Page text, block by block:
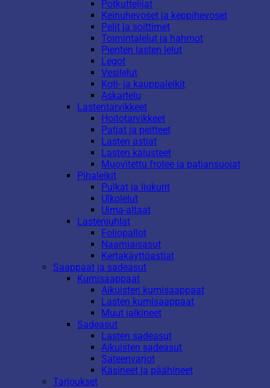
Potkuttelijat
Keinuhevoset ja keppihevoset
Pelit ja soittimet
Toimintalelut ja hahmot
Pienten lasten lelut
Legot
Vesilelut
Koti- ja kauppaleikit
Askartelu
Lastentarvikkeet
Hoitotarvikkeet
Patjat ja peitteet
Lasten astiat
Lasten kalusteet
Muovitettu frotee ja patjansuojat
Pihaleikit
Pulkat ja liukurit
Ulkolelut
Uima-altaat
Lastenjuhlat
Foliopallot
Naamiaisasut
Kertakäyttöastiat
Saappaat ja sadeasut
Kumisaappaat
Aikuisten kumisaappaat
Lasten kumisaappaat
Muut jalkineet
Sadeasut
Lasten sadeasut
Aikuisten sadeasut
Sateenvarjot
Käsineet ja päähineet
Tarjoukset